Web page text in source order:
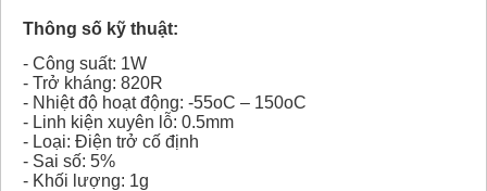
Thông số kỹ thuật:
- Công suất: 1W
- Trở kháng: 820R
- Nhiệt độ hoạt động: -55oC – 150oC
- Linh kiện xuyên lỗ: 0.5mm
- Loại: Điện trở cố định
- Sai số: 5%
- Khối lượng: 1g